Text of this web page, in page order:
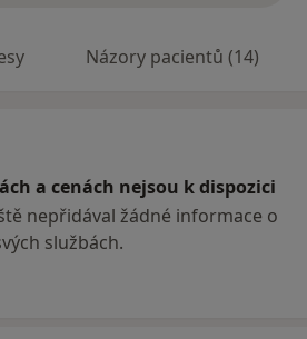
Názory pacientů (14)
a cenách nejsou k dispozici
nepřidával žádné informace o
službách.